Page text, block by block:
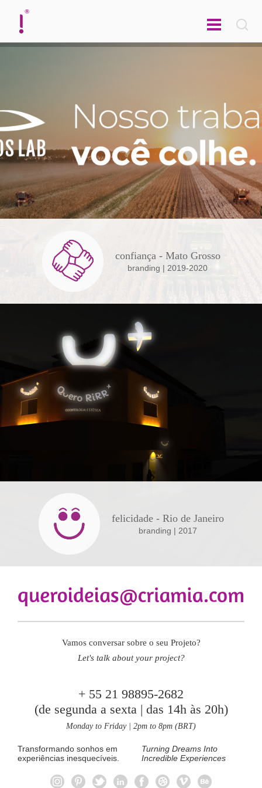
confiança - Mato Grosso
branding | 2019-2020
felicidade - Rio de Janeiro
branding | 2017
Vamos conversar sobre o seu Projeto?
Let's talk about your project?
+ 55 21 98895-2682
(de segunda a sexta | das 14h às 20h)
Monday to Friday | 2pm to 8pm (BRT)
Transformando sonhos em
experiências inesquecíveis.
Turning Dreams Into
Incredible Experiences